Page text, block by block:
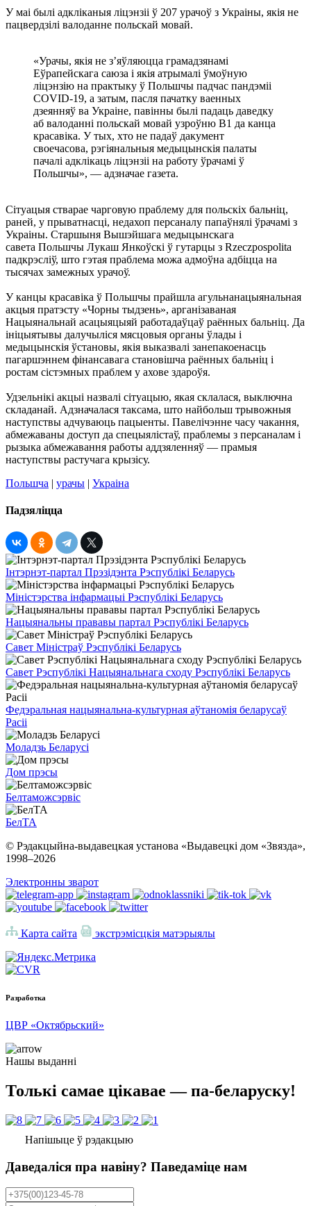
У маі былі адкліканыя ліцэнзіі ў 207 урачоў з Украіны, якія не
пацвердзілі валоданне польскай мовай.
«Урачы, якія не з’яўляюцца грамадзянамі
Еўрапейскага саюза і якія атрымалі ўмоўную
ліцэнзію на практыку ў Польшчы падчас пандэміі
COVID-19, а затым, пасля пачатку ваенных
дзеянняў ва Украіне, павінны былі падаць даведку
аб валоданні польскай мовай узроўню B1 да канца
красавіка. У тых, хто не падаў дакумент
своечасова, рэгіянальныя медыцынскія палаты
пачалі адклікаць ліцэнзіі на работу ўрачамі ў
Польшчы», — адзначае газета.
Сітуацыя стварае чарговую праблему для польскіх бальніц,
раней, у прыватнасці, недахоп персаналу папаўнялі ўрачамі з
Украіны. Старшыня Вышэйшага медыцынскага
савета Польшчы Лукаш Янкоўскі ў гутарцы з Rzeczpospolita
падкрэсліў, што гэтая праблема можа адмоўна адбіцца на
тысячах замежных урачоў.
У канцы красавіка ў Польшчы прайшла агульнанацыянальная
акцыя пратэсту «Чорны тыдзень», арганізаваная
Нацыянальнай асацыяцыяй работадаўцаў раённых бальніц. Да
ініцыятывы далучыліся мясцовыя органы ўлады і
медыцынскія ўстановы, якія выказвалі занепакоенасць
пагаршэннем фінансавага становішча раённых бальніц і
ростам сістэмных праблем у ахове здароўя.
Удзельнікі акцыі назвалі сітуацыю, якая склалася, выключна
складанай. Адзначалася таксама, што найбольш трывожныя
наступствы адчуваюць пацыенты. Павелічэнне часу чакання,
абмежаваны доступ да спецыялістаў, праблемы з персаналам і
рызыка абмежавання работы аддзяленняў — прамыя
наступствы растучага крызісу.
Польшча | урачы | Украіна
Падзяліцца
Інтэрнэт-партал Прэзідэнта Рэспублікі Беларусь
Міністэрства інфармацыі Рэспублікі Беларусь
Нацыянальны прававы партал Рэспублікі Беларусь
Савет Міністраў Рэспублікі Беларусь
Савет Рэспублікі Нацыянальнага сходу Рэспублікі Беларусь
Федэральная нацыянальна-культурная аўтаномія беларусаў
Расіі
Моладзь Беларусі
Дом прэсы
Белтаможсэрвіс
БелТА
© Рэдакцыйна-выдавецкая установа «Выдавецкі дом «Звязда»,
1998–2026
Электронны зварот
Карта сайта экстрэмісцкія матэрыялы
Разработка
ЦВР «Октябрьский»
Нашы выданні
Толькі самае цікавае — па-беларуску!
Напішыце ў рэдакцыю
Даведаліся пра навіну? Паведаміце нам